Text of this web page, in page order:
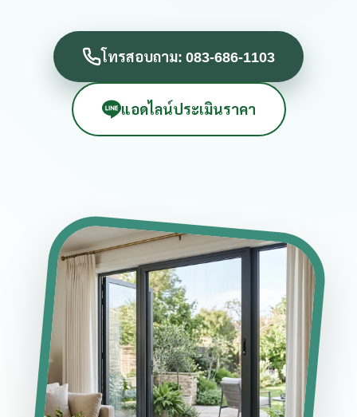
โทรสอบถาม: 083-686-1103
แอดไลน์ประเมินราคา